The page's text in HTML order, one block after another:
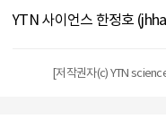
YTN 사이언스 한정호
[저작권자(c) YTN